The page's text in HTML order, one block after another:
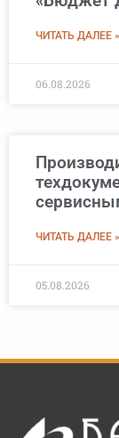
ЧИТАТЬ ДАЛЕЕ »
06.08.2026
ЧИТАТЬ ДАЛЕЕ »
05.08.2026